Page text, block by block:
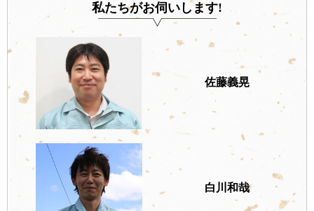
私たちがお伺いします!
佐藤義晃
白川和哉